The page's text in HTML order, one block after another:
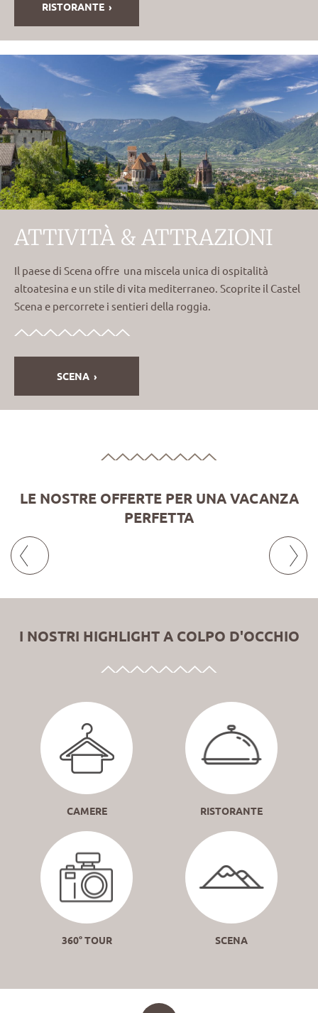
RISTORANTE
ATTIVITÀ & ATTRAZIONI
Il paese di Scena offre una miscela unica di ospitalità
altoatesina e un stile di vita mediterraneo. Scoprite il Castel
Scena e percorrete i sentieri della roggia.
SCENA
LE NOSTRE OFFERTE PER UNA VACANZA
PERFETTA
I NOSTRI HIGHLIGHT A COLPO D'OCCHIO
CAMERE RISTORANTE
360° TOUR SCENA